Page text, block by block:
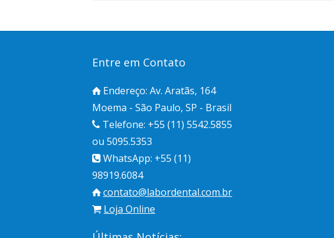
Entre em Contato
Endereço: Av. Aratãs, 164
Moema - São Paulo, SP - Brasil
Telefone: +55 (11) 5542.5855
ou 5095.5353
WhatsApp: +55 (11)
98919.6084
contato@labordental.com.br
Loja Online